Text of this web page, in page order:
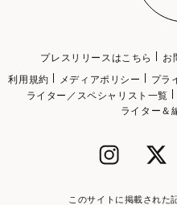
プレスリリースはこちら お
利用規約
メディアポリシー プラ
ライター／スペシャリスト一覧
ライター＆
このサイトに掲載された